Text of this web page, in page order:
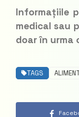
Informațiile
medical sau
doar în urma
TAGS